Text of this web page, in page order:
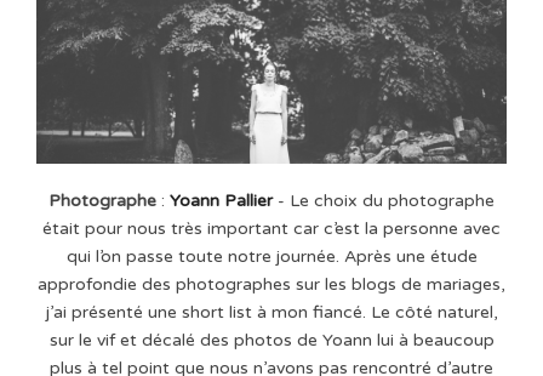
Photographe : Yoann Pallier - Le choix du photographe
était pour nous très important car c’est la personne avec
qui l’on passe toute notre journée. Après une étude
approfondie des photographes sur les blogs de mariages,
j’ai présenté une short list à mon fiancé. Le côté naturel,
sur le vif et décalé des photos de Yoann lui à beaucoup
plus à tel point que nous n’avons pas rencontré d’autre